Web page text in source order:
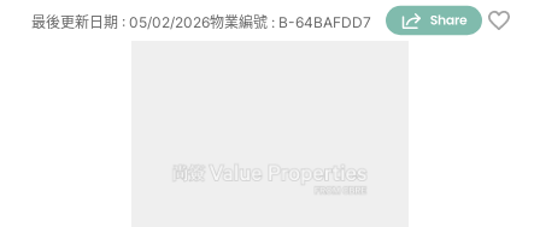
物業編號 : B-64BAFDD7
最後更新日期 : 05/02/2026